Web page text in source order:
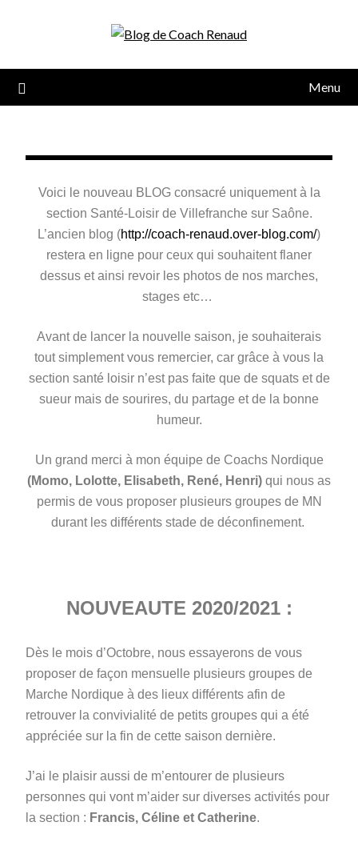
Menu
Voici le nouveau BLOG consacré uniquement à la
section Santé-Loisir de Villefranche sur Saône.
L’ancien blog (http://coach-renaud.over-blog.com/)
restera en ligne pour ceux qui souhaitent flaner
dessus et ainsi revoir les photos de nos marches,
stages etc…
Avant de lancer la nouvelle saison, je souhaiterais
tout simplement vous remercier, car grâce à vous la
section santé loisir n’est pas faite que de squats et de
sueur mais de sourires, du partage et de la bonne
humeur.
Un grand merci à mon équipe de Coachs Nordique
(Momo, Lolotte, Elisabeth, René, Henri) qui nous as
permis de vous proposer plusieurs groupes de MN
durant les différents stade de déconfinement.
NOUVEAUTE 2020/2021 :
Dès le mois d’Octobre, nous essayerons de vous
proposer de façon mensuelle plusieurs groupes de
Marche Nordique à des lieux différents afin de
retrouver la convivialité de petits groupes qui a été
appréciée sur la fin de cette saison dernière.
J’ai le plaisir aussi de m’entourer de plusieurs
personnes qui vont m’aider sur diverses activités pour
la section : Francis, Céline et Catherine.